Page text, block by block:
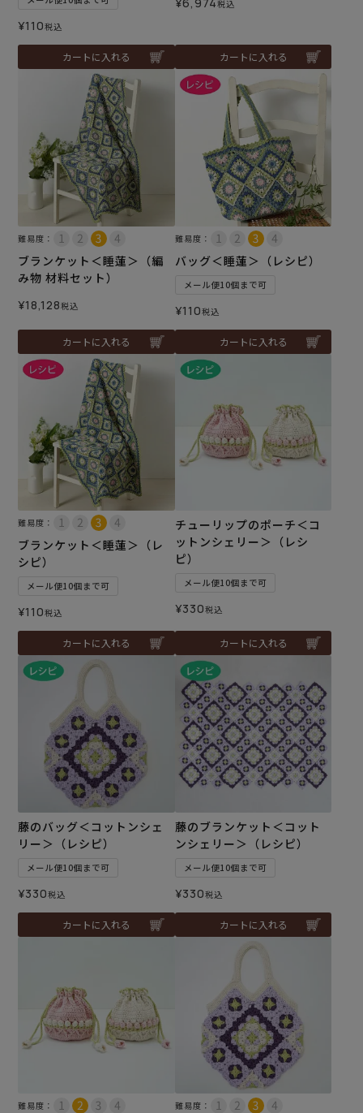
¥110税込
カートに入れる
税込
カートに入れる
難易度：
ブランケット＜睡蓮＞（編
み物 材料セット）
¥18,128税込
カートに入れる
難易度：
バッグ＜睡蓮＞（レシピ）
メール便10個まで可
¥110税込
カートに入れる
難易度：
ブランケット＜睡蓮＞（レ
シピ）
メール便10個まで可
¥110税込
カートに入れる
チューリップのポーチ＜コ
ットンシェリー＞（レシ
ピ）
メール便10個まで可
¥330税込
カートに入れる
藤のバッグ＜コットンシェ
リー＞（レシピ）
メール便10個まで可
¥330税込
カートに入れる
藤のブランケット＜コット
ンシェリー＞（レシピ）
メール便10個まで可
¥330税込
カートに入れる
難易度： 難易度：